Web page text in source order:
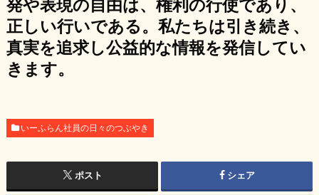
発や表現の自由は、権利の行使であり、
正しい行いである。私たちは引き続き、
真実を追求し公益的な情報を発信してい
きます。
いーふらん社員の日々のつぶやき
ポスト シェア